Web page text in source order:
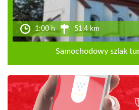
1:00 h 51.4 km
Samochodowy szlak